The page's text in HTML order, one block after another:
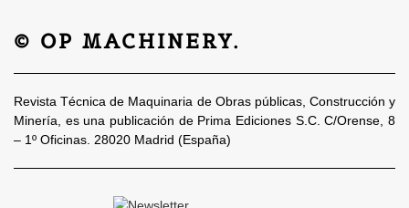
© OP MACHINERY.
Revista Técnica de Maquinaria de Obras públicas, Construcción y
Minería, es una publicación de Prima Ediciones S.C. C/Orense, 8
– 1º Oficinas. 28020 Madrid (España)